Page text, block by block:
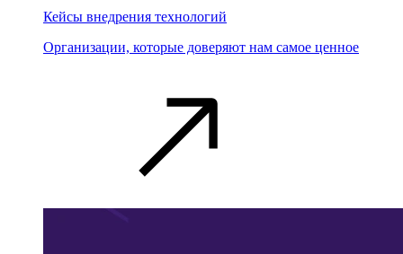
Кейсы внедрения технологий
Организации, которые доверяют нам самое ценное